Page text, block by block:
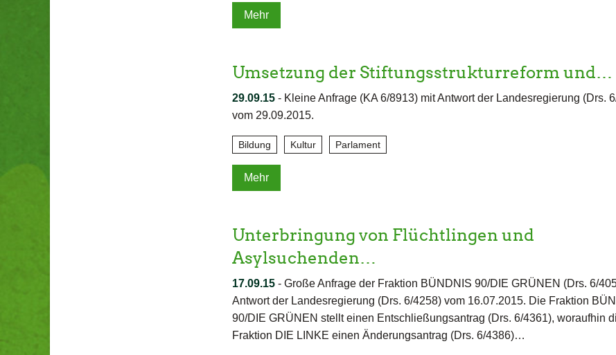
Mehr
Umsetzung der Stiftungsstrukturreform und…
29.09.15- Kleine Anfrage (KA 6/8913) mit Antwort der Landesregierung (Drs.
vom 29.09.2015.
Bildung Kultur Parlament
Mehr
Unterbringung von Flüchtlingen und
Asylsuchenden…
17.09.15- Große Anfrage der Fraktion BÜNDNIS 90/DIE GRÜNEN (Drs. 6/
Antwort der Landesregierung (Drs. 6/4258) vom 16.07.2015. Die Fraktion
90/DIE GRÜNEN stellt einen Entschließungsantrag (Drs. 6/4361), woraufhin
Fraktion DIE LINKE einen Änderungsantrag (Drs. 6/4386)…